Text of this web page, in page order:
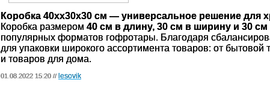
Коробка 40xx30x30 см — универсальное решение для
Коробка размером 40 см в длину, 30 см в ширину и 30
популярных форматов гофротары. Благодаря
для упаковки широкого ассортимента товаров: от бытовой
и товаров для дома.
01.08.2022 15:20 // lesovik